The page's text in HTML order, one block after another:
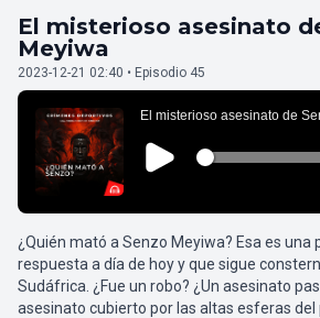
El misterioso asesinato
Meyiwa
2023-12-21 02:40 • Episodio 45
¿Quién mató a Senzo Meyiwa? Esa es una
respuesta a día de hoy y que sigue
Sudáfrica. ¿Fue un robo? ¿Un asesinato
asesinato cubierto por las altas esferas del